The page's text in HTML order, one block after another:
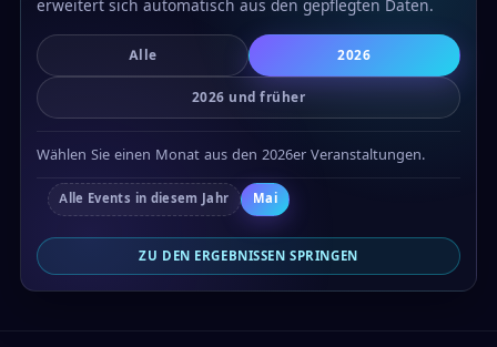
erweitert sich automatisch aus den gepflegten Daten.
Alle 2026
2026 und früher
Wählen Sie einen Monat aus den 2026er Veranstaltungen.
Alle Events in diesem Jahr Mai
ZU DEN ERGEBNISSEN SPRINGEN